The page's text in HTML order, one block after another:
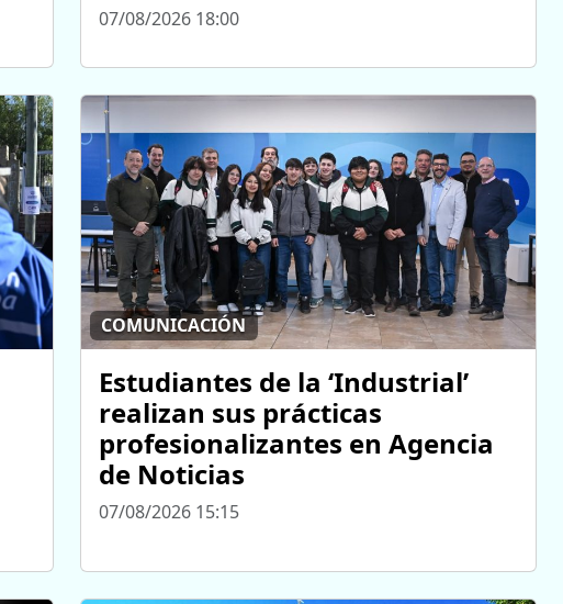
07/08/2026 18:00
COMUNICACIÓN
Estudiantes de la ‘Industrial’
realizan sus prácticas
profesionalizantes en Agencia
de Noticias
07/08/2026 15:15